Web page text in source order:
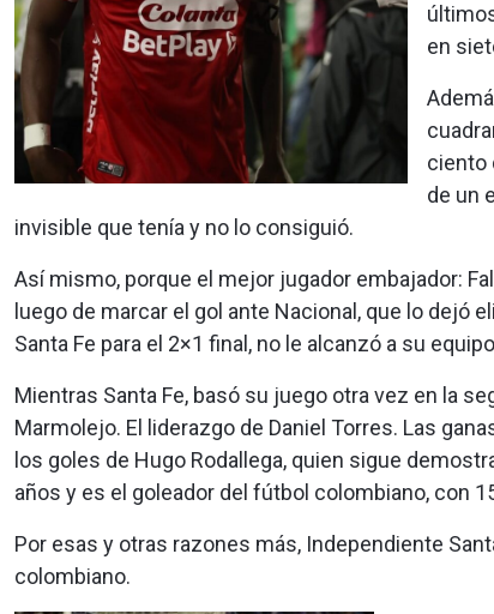
en
ciento
de un
invisible que tenía y no lo consiguió.
Así mismo, porque el mejor jugador embajador:
luego de marcar el gol ante Nacional, que lo dejó
Santa Fe para el 2×1 final, no le alcanzó a su
Mientras Santa Fe, basó su juego otra vez en la
Marmolejo. El liderazgo de Daniel Torres. Las
los goles de Hugo Rodallega, quien sigue
años y es el goleador del fútbol colombiano, con
Por esas y otras razones más, Independiente
colombiano.